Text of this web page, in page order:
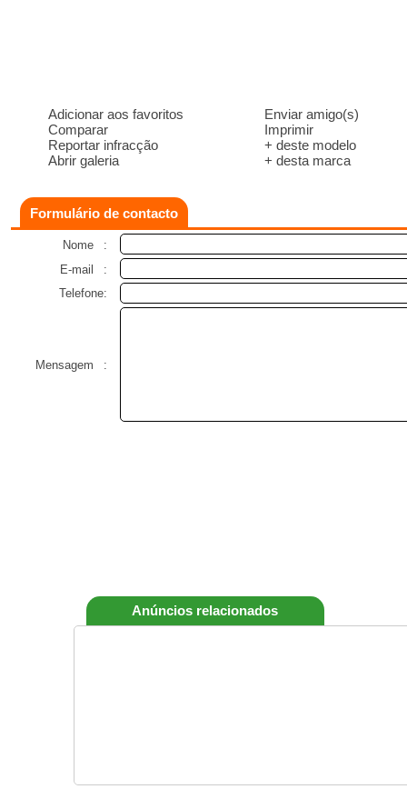
Adicionar aos favoritos
Comparar
Reportar infracção
Abrir galeria
Enviar amigo(s)
Imprimir
+ deste modelo
+ desta marca
Formulário de contacto
Nome
:
E-mail
:
Telefone:
Mensagem :
Anúncios relacionados